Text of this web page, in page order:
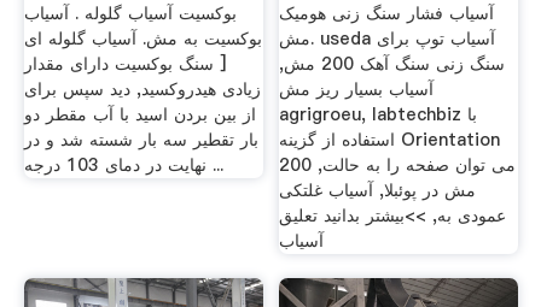
بوکسیت آسیاب گلوله . آسیاب
بوکسیت به مش. آسیاب گلوله ای
[ سنگ بوکسیت دارای مقدار
زیادی هیدروکسید, دید سپس برای
از بین بردن اسید با آب مقطر دو
بار تقطیر سه بار شسته شد و در
نهایت در دمای 103 درجه ...
آسیاب فشار سنگ زنی هومیک
مش. useda آسیاب توپ برای
سنگ زنی سنگ آهک 200 مش,
آسیاب بسیار ریز مش
agrigroeu, labtechbiz با
استفاده از گزینه Orientation
می توان صفحه را به حالت, 200
مش در پوئبلا, آسیاب غلتکی
عمودی به, >>بیشتر بدانید تعلیق
آسیاب